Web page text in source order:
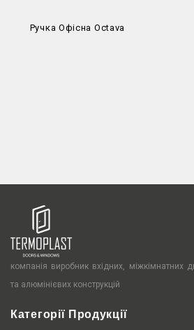
Ручка Офісна Octava
компанія виробник вхідних, міжкімнатних
та алюмінієвих конструкцій
Категорії Продукції